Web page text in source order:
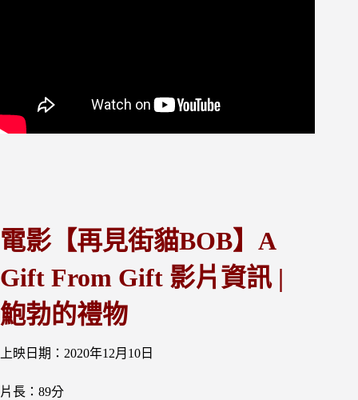
電影【再見街貓BOB】A
Gift From Gift 影片資訊 |
鮑勃的禮物
上映日期：2020年12月10日
片長：89分